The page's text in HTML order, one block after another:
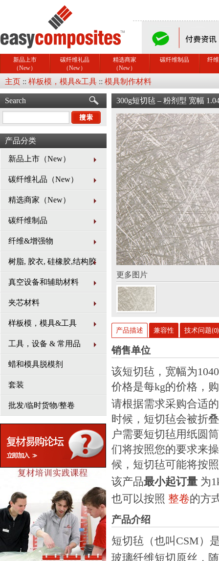
新品上市
（New）
碳纤维礼品
（New）
精选商家
（New）
碳纤维制品 纤
主页 :: 样板模，模具&工具 :: 模具制作材料
Search
产品分类
新品上市（New）
碳纤维礼品（New）
精选商家（New）
碳纤维制品
纤维&增强物
树脂, 胶衣, 硅橡胶,结构胶
真空设备和辅助材料
夹芯材料
样板模，模具&工具
工具，设备 & 常用品
蜡和模具脱模剂
套装
批发/临时货物/整卷
300g短切毡 – 粉剂型 宽幅
更多图片
产品描述 兼容性 技术问题(0)
销售单位
该短切毡，宽幅为
价格是每kg的价格，
请根据需求采购合适
时候，短切毡会被折
户需要短切毡用纸圆
们将按照您的要求来
候，短切毡可能将按
该产品最小起订量 为
也可以按照 整卷的方
产品介绍
短切毡（也叫CSM）
玻璃纤维短切原丝，